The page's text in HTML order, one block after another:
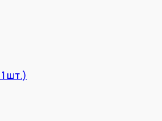
шт.)